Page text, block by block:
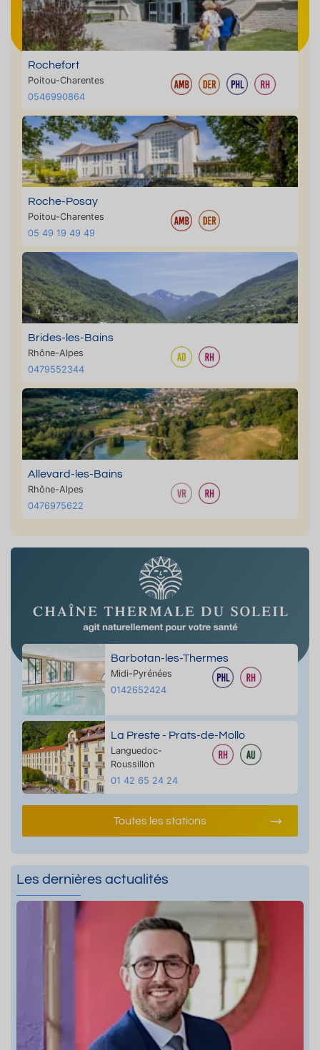
Rochefort
Poitou-Charentes
0546990864
Roche-Posay
Poitou-Charentes
05 49 19 49 49
Brides-les-Bains
Rhône-Alpes
0479552344
Allevard-les-Bains
Rhône-Alpes
0476975622
Barbotan-les-Thermes
Midi-Pyrénées
0142652424
La Preste - Prats-de-Mollo
Languedoc-
Roussillon
01 42 65 24 24
Toutes les stations
Les dernières actualités